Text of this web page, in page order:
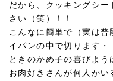
だから、クッキングシ
さい（笑）！！
こんなに簡単で（実は普
イパンの中で切ります
ときのかめ子の喜びよう
お肉好きさんが何人かい